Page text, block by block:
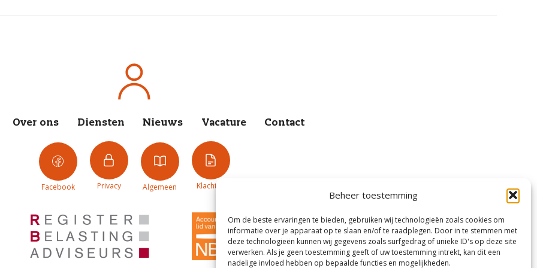
Beheer toestemming
Om de beste ervaringen te bieden, gebruiken wij technologieën zoals cookies om
informatie over je apparaat op te slaan en/of te raadplegen. Door in te stemmen met
deze technologieën kunnen wij gegevens zoals surfgedrag of unieke ID's op deze site
verwerken. Als je geen toestemming geeft of uw toestemming intrekt, kan dit een
nadelige invloed hebben op bepaalde functies en mogelijkheden.
Over ons Diensten Nieuws Vacature Contact
Facebook Privacy Algemeen Klachten